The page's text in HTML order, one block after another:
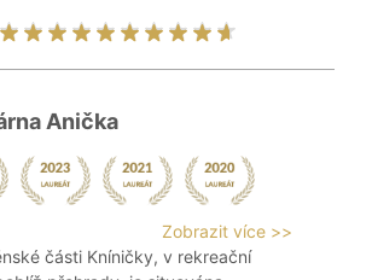
Anička
Zobrazit více >>
části Kníničky, v rekreační